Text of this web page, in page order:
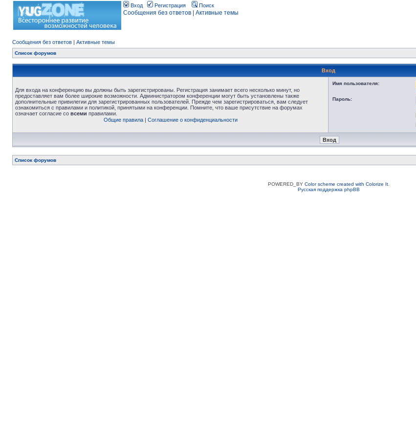
Вход Регистрация Поиск
Сообщения без ответов Активные темы
Сообщения без ответов | Активные темы
Список форумов
Вход
Для входа на конференцию вы должны быть зарегистрированы. Регистрация занимает всего несколько минут, но
предоставляет вам более широкие возможности. Администратором конференции могут быть установлены также
дополнительные привилегии для зарегистрированных пользователей. Прежде чем зарегистрироваться, вам следует
ознакомиться с правилами и политикой, принятыми на конференции. Помните, что ваше присутствие на форумах
означает согласие со всеми правилами.
Общие правила| Соглашение о конфиденциальности
Имя пользователя:
Пароль:
Список форумов
POWERED_BY Color scheme created with Colorize It.
Русская поддержка phpBB